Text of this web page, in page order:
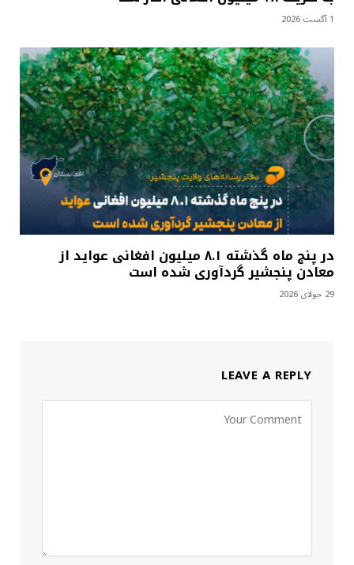
1 آگست 2026
در پنج ماه گذشته ۸.۱ میلیون افغانی عواید از
معادن پنجشیر گردآوری شده است
29 جولای 2026
LEAVE A REPLY